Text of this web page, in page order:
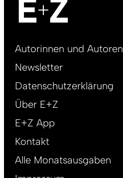
Footer
DE
Autorinnen und Autoren
Newsletter
Datenschutzerklärung
Über E+Z
E+Z App
Kontakt
Alle Monatsausgaben